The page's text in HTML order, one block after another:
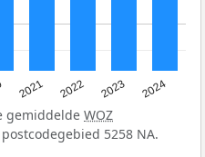
2021 2022 2023 2024
gemiddelde WOZ
5258 NA.